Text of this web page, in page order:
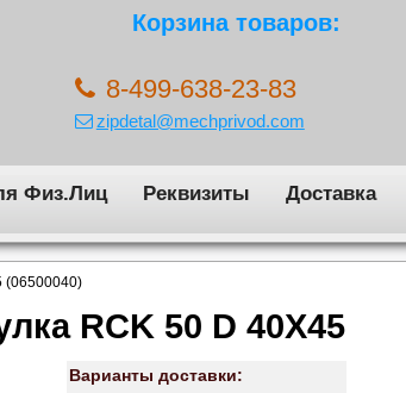
Корзина товаров:
8-499-638-23-83
zipdetal@mechprivod.com
Физ.Лиц Реквизиты
Доставка
(06500040)
RCK 50 D 40X45
Варианты доставки: